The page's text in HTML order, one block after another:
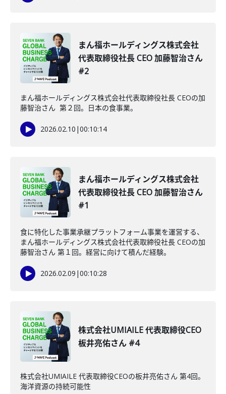
まん福ホールディングス株式会社
代表取締役社長 CEO 加藤智治さん
#2
まん福ホールディングス株式会社代表取締役社長 CEOの加
藤智治さん 第２回。日本の食事業。
2026.02.10 |00:10:14
まん福ホールディングス株式会社
代表取締役社長 CEO 加藤智治さん
#1
食に特化した事業承継プラットフォーム事業を運営する、
まん福ホールディングス株式会社代表取締役社長 CEOの加
藤智治さん 第１回。経営に向けて積んだ経験。
2026.02.09 |00:10:28
株式会社UMIAILE 代表取締役CEO
板井亮佑さん #4
株式会社UMIAILE 代表取締役CEOの板井亮佑さん 第4回。
海洋資源の持続可能性